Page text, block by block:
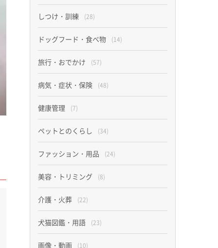
しつけ・訓練 (28)
ドッグフード・食べ物 (14)
旅行・おでかけ (57)
病気・症状・保険 (48)
健康管理 (7)
ペットとのくらし (34)
ファッション・用品 (24)
美容・トリミング (8)
介護・火葬 (22)
犬猫図鑑・用語 (23)
画像・動画 (10)